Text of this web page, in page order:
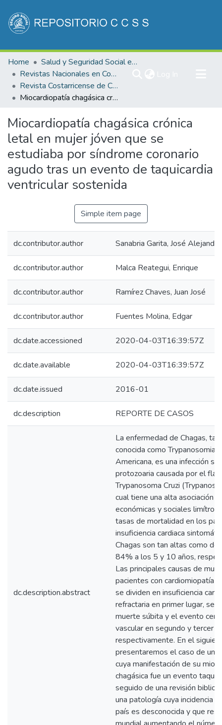
Communities & Collections
All of DSpace
Statistics
Home
Salud y Seguridad Social en Costa Rica
Revistas Nacionales en Costa Rica
Revista Costarricense de Cardiología
Miocardiopatía chagásica crónica letal en mujer jóven que se estudiaba por síndrome coronario agudo tras un evento de taquicardia ventricular sostenida
Miocardiopatía chagásica crónica
letal en mujer jóven que se
estudiaba por síndrome coronario
agudo tras un evento de taquicardia
ventricular sostenida
Simple item page
dc.contributor.author Sanabria Garita, José Alejandro
dc.contributor.author Malca Reategui, Enrique
dc.contributor.author Ramírez Chaves, Juan José
dc.contributor.author Fuentes Molina, Edgar
dc.date.accessioned 2020-04-03T16:39:57Z
dc.date.available 2020-04-03T16:39:57Z
dc.date.issued 2016-01
dc.description REPORTE DE CASOS
dc.description.abstract
La enfermedad de Chagas,
conocida como
Americana, es una infección
protozoaria causada por el
Trypanosoma Cruzi
cual tiene una alta asociación
económicas y sociales
tasas de mortalidad en los
insuficiencia cardiaca
Chagas son tan altas como
84% a los 5 y 10 años,
Las principales causas de
pacientes con cardiomiopatía
se dividen en insuficiencia
refractaria en primer lugar,
muerte súbita y el evento
vascular en segundo y tercer
respectivamente. En el
presentaremos el caso de una
cuya manifestación de su
chagásica fue un evento
seguido de una revisión
una patología cuya incidencia
país es desconocida y que